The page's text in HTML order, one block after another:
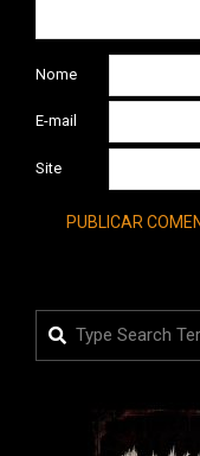
Nome
E-mail
Site
Search